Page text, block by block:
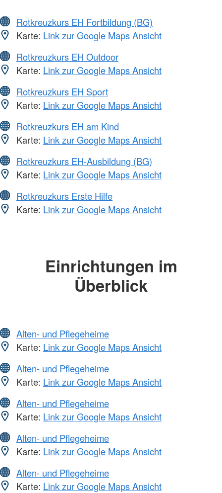
Rotkreuzkurs EH Fortbildung (BG)
Karte: Link zur Google Maps Ansicht
Rotkreuzkurs EH Outdoor
Karte: Link zur Google Maps Ansicht
Rotkreuzkurs EH Sport
Karte: Link zur Google Maps Ansicht
Rotkreuzkurs EH am Kind
Karte: Link zur Google Maps Ansicht
Rotkreuzkurs EH-Ausbildung (BG)
Karte: Link zur Google Maps Ansicht
Rotkreuzkurs Erste Hilfe
Karte: Link zur Google Maps Ansicht
Einrichtungen im
Überblick
Alten- und Pflegeheime
Karte: Link zur Google Maps Ansicht
Alten- und Pflegeheime
Karte: Link zur Google Maps Ansicht
Alten- und Pflegeheime
Karte: Link zur Google Maps Ansicht
Alten- und Pflegeheime
Karte: Link zur Google Maps Ansicht
Alten- und Pflegeheime
Karte: Link zur Google Maps Ansicht